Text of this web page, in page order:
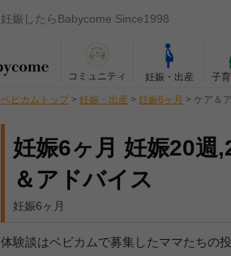
妊娠したらBabycome Since1998
コミュニティ 妊娠・出産 子
ベビカムトップ > 妊娠・出産 > 妊娠6ヶ月 > ケア＆
妊娠6ヶ月 妊娠20週
＆アドバイス
妊娠6ヶ月
体験談はベビカムで募集したママたちの